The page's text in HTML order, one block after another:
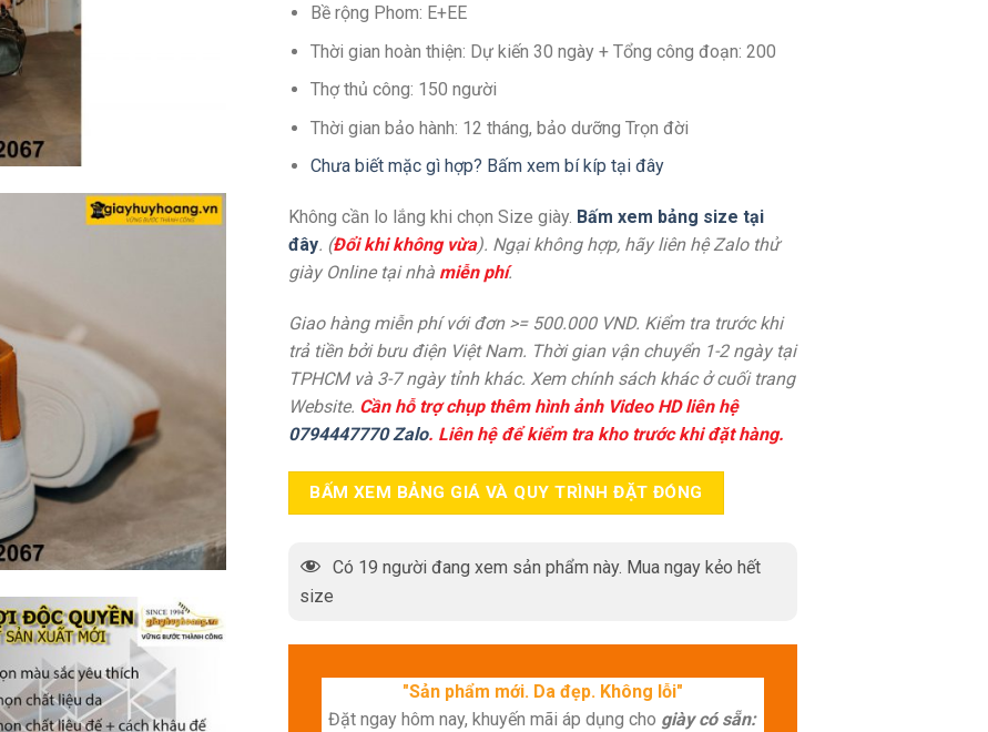
Bề rộng Phom: E+EE
Thời gian hoàn thiện: Dự kiến 30 ngày + Tổng công đoạn: 200
Thợ thủ công: 150 người
Thời gian bảo hành: 12 tháng, bảo dưỡng Trọn đời
Chưa biết mặc gì hợp? Bấm xem bí kíp tại đây
Không cần lo lắng khi chọn Size giày. Bấm xem bảng size tại
đây. (Đổi khi không vừa). Ngại không hợp, hãy liên hệ Zalo thử
giày Online tại nhà miễn phí.
Giao hàng miễn phí với đơn >= 500.000 VND. Kiểm tra trước khi
trả tiền bởi bưu điện Việt Nam. Thời gian vận chuyển 1-2 ngày tại
TPHCM và 3-7 ngày tỉnh khác. Xem chính sách khác ở cuối trang
Website. Cần hỗ trợ chụp thêm hình ảnh Video HD liên hệ
0794447770 Zalo. Liên hệ để kiểm tra kho trước khi đặt hàng.
BẤM XEM BẢNG GIÁ VÀ QUY TRÌNH ĐẶT ĐÓNG
Có 19 người đang xem sản phẩm này. Mua ngay kẻo hết
size
"Sản phẩm mới. Da đẹp. Không lỗi"
Đặt ngay hôm nay, khuyến mãi áp dụng cho giày có sẵn: